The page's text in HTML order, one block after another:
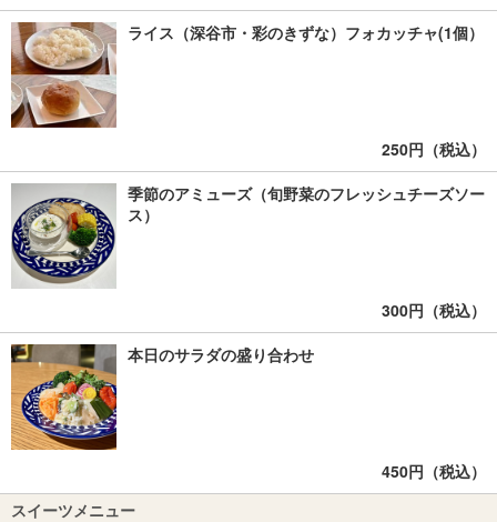
ライス（深谷市・彩のきずな）フォカッチャ(1個）
250円（税込）
季節のアミューズ（旬野菜のフレッシュチーズソー
ス）
300円（税込）
本日のサラダの盛り合わせ
450円（税込）
スイーツメニュー